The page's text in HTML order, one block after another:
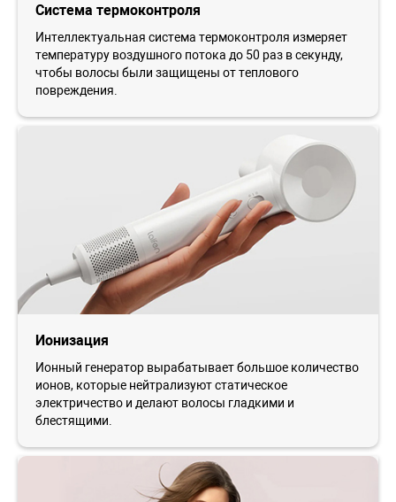
Система термоконтроля
Интеллектуальная система термоконтроля измеряет
температуру воздушного потока до 50 раз в секунду,
чтобы волосы были защищены от теплового
повреждения.
Ионизация
Ионный генератор вырабатывает большое количество
ионов, которые нейтрализуют статическое
электричество и делают волосы гладкими и
блестящими.